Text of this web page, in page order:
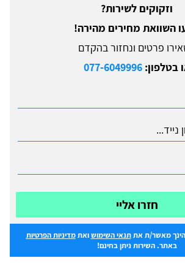
וזקוקים לשירות?
השוואת מחירים מהירה!
פרטים ונחזור בהקדם
בטלפון:077-6049996
חזרו אליי
מאשר/ת אתתנאי השימושואתמדיניות הפרטיות
באתר. השירות ניתן בחינם!